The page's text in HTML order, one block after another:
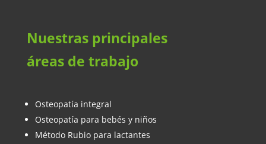
Nuestras principales
áreas de trabajo
Osteopatía integral
Osteopatía para bebés y niños
Método Rubio para lactantes